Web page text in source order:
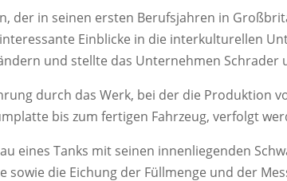
der in seinen ersten Berufsjahren in
Einblicke in die interkulturellen
und stellte das Unternehmen Schrader
durch das Werk, bei der die Produktion
bis zum fertigen Fahrzeug, verfolgt
eines Tanks mit seinen innenliegenden
sowie die Eichung der Füllmenge und der